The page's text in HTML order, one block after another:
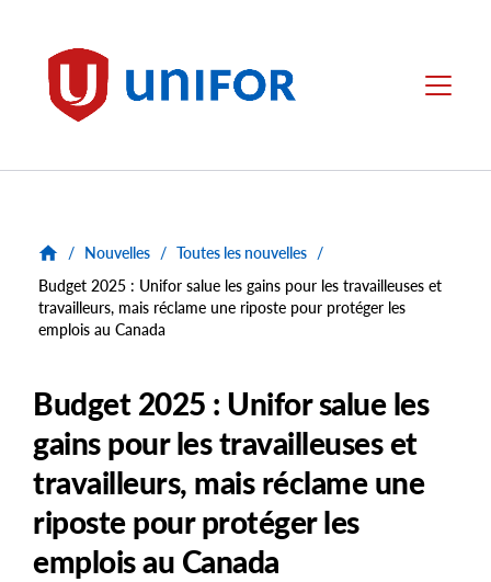
Unifor Menu
/ Nouvelles / Toutes les nouvelles /
Budget 2025 : Unifor salue les gains pour les travailleuses et
travailleurs, mais réclame une riposte pour protéger les
emplois au Canada
Budget 2025 : Unifor salue les
gains pour les travailleuses et
travailleurs, mais réclame une
riposte pour protéger les
emplois au Canada